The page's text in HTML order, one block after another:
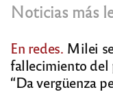
Noticias más
En redes. Milei
fallecimiento del
“Da vergüenza